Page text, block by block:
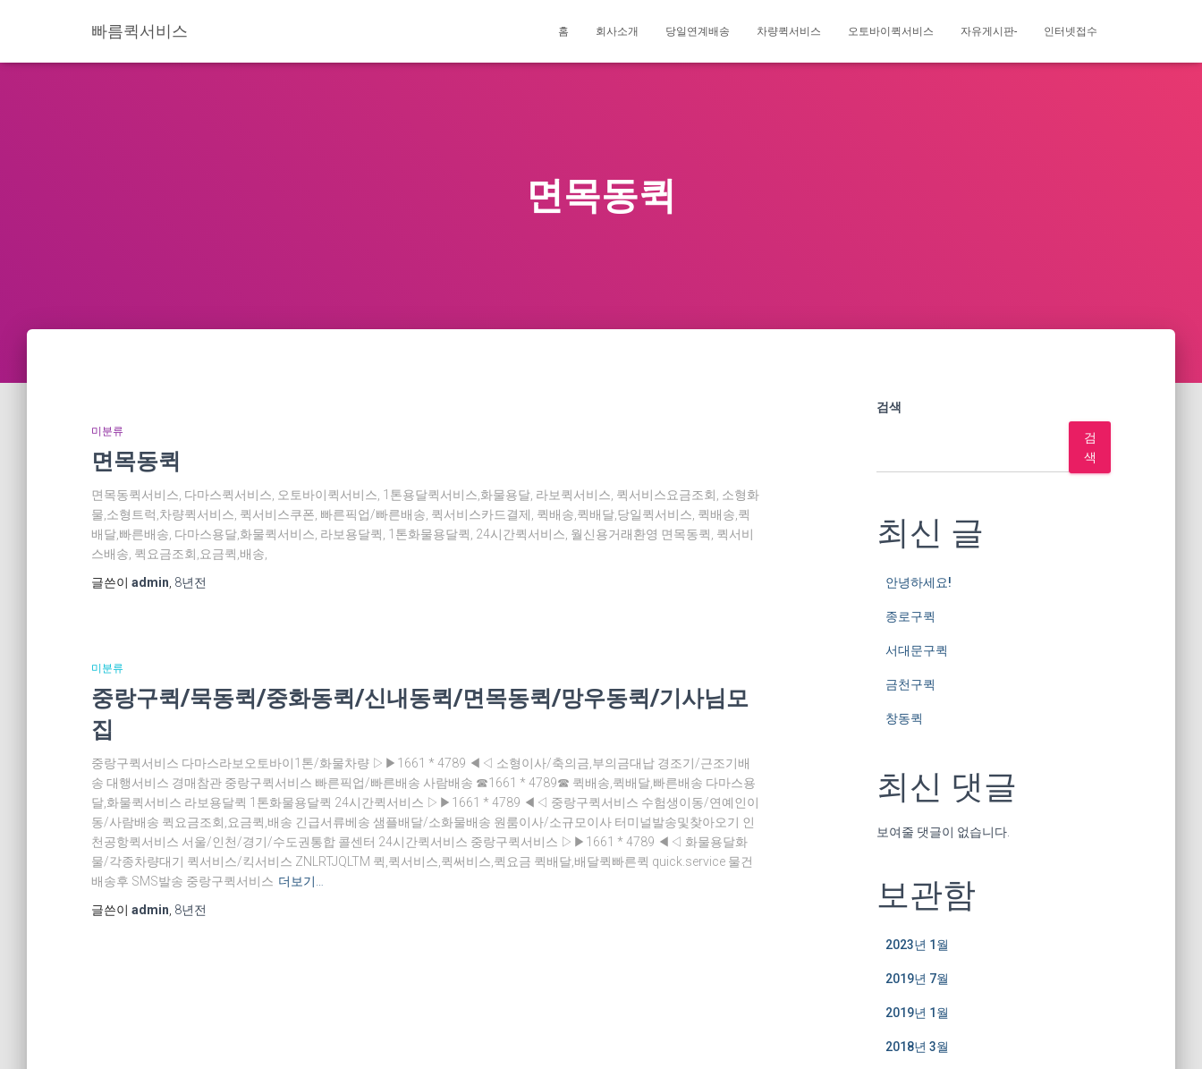
빠름퀵서비스 홈 회사소개 당일연계배송 차량퀵서비스 오토바이퀵서비스 자유게시판- 인터넷접수
면목동퀵
미분류
면목동퀵
면목동퀵서비스, 다마스퀵서비스, 오토바이퀵서비스, 1톤용달퀵서비스,화물용달, 라보퀵서비스, 퀵서비스요금조회, 소형화
물,소형트럭,차량퀵서비스, 퀵서비스쿠폰, 빠른픽업/빠른배송, 퀵서비스카드결제, 퀵배송,퀵배달,당일퀵서비스, 퀵배송,퀵
배달,빠른배송, 다마스용달,화물퀵서비스, 라보용달퀵, 1톤화물용달퀵, 24시간퀵서비스, 월신용거래환영 면목동퀵, 퀵서비
스배송, 퀵요금조회,요금퀵,배송,
글쓴이 admin 8년전
미분류
중랑구퀵/묵동퀵/중화동퀵/신내동퀵/면목동퀵/망우동퀵/기사님모
집
중랑구퀵서비스 다마스라보오토바이1톤/화물차량 ▷▶1661 * 4789 ◀◁ 소형이사/축의금,부의금대납 경조기/근조기배
송 대행서비스 경매참관 중랑구퀵서비스 빠른픽업/빠른배송 사람배송 ☎1661 * 4789☎ 퀵배송,퀵배달,빠른배송 다마스용
달,화물퀵서비스 라보용달퀵 1톤화물용달퀵 24시간퀵서비스 ▷▶1661 * 4789 ◀◁ 중랑구퀵서비스 수험생이동/연예인이
동/사람배송 퀵요금조회,요금퀵,배송 긴급서류베송 샘플배달/소화물배송 원룸이사/소규모이사 터미널발송및찾아오기 인
천공항퀵서비스 서울/인천/경기/수도권통합 콜센터 24시간퀵서비스 중랑구퀵서비스 ▷▶1661 * 4789 ◀◁ 화물용달화
물/각종차량대기 퀵서비스/킥서비스 ZNLRTJQLTM 퀵,퀵서비스,퀵써비스,퀵요금 퀵배달,배달퀵빠른퀵 quick.service 물건
배송후 SMS발송 중랑구퀵서비스 더보기…
글쓴이 admin 8년전
검색
검
색
최신 글
안녕하세요!
종로구퀵
서대문구퀵
금천구퀵
창동퀵
최신 댓글
보여줄 댓글이 없습니다.
보관함
2023년 1월
2019년 7월
2019년 1월
2018년 3월